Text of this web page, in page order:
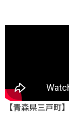
【青森県三戸町